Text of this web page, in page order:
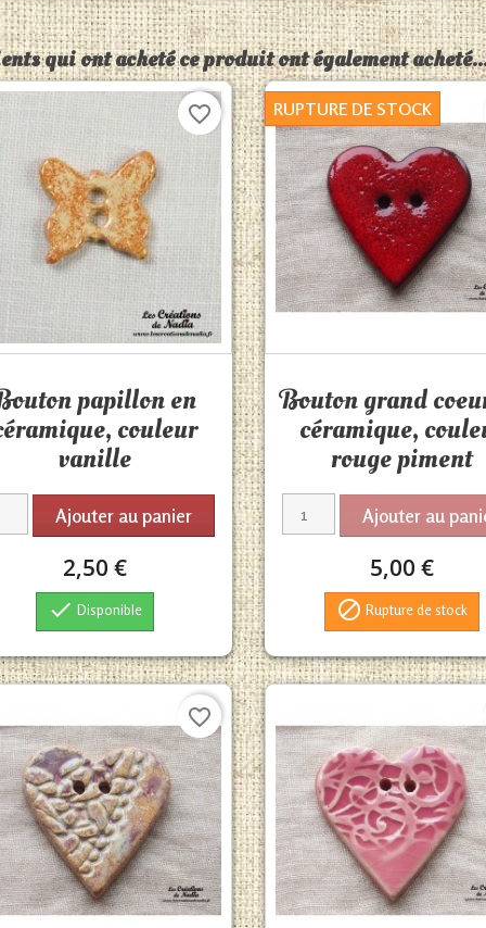
qui ont acheté ce produit ont également
papillon en
couleur
vanille
Ajouter au panier
2,50 €
 Disponible
favorite_border
Bouton grand
céramique,
rouge piment
Ajouter au
5,00 €
 Rupture de stock
RUPTURE DE STOCK
favorite_border